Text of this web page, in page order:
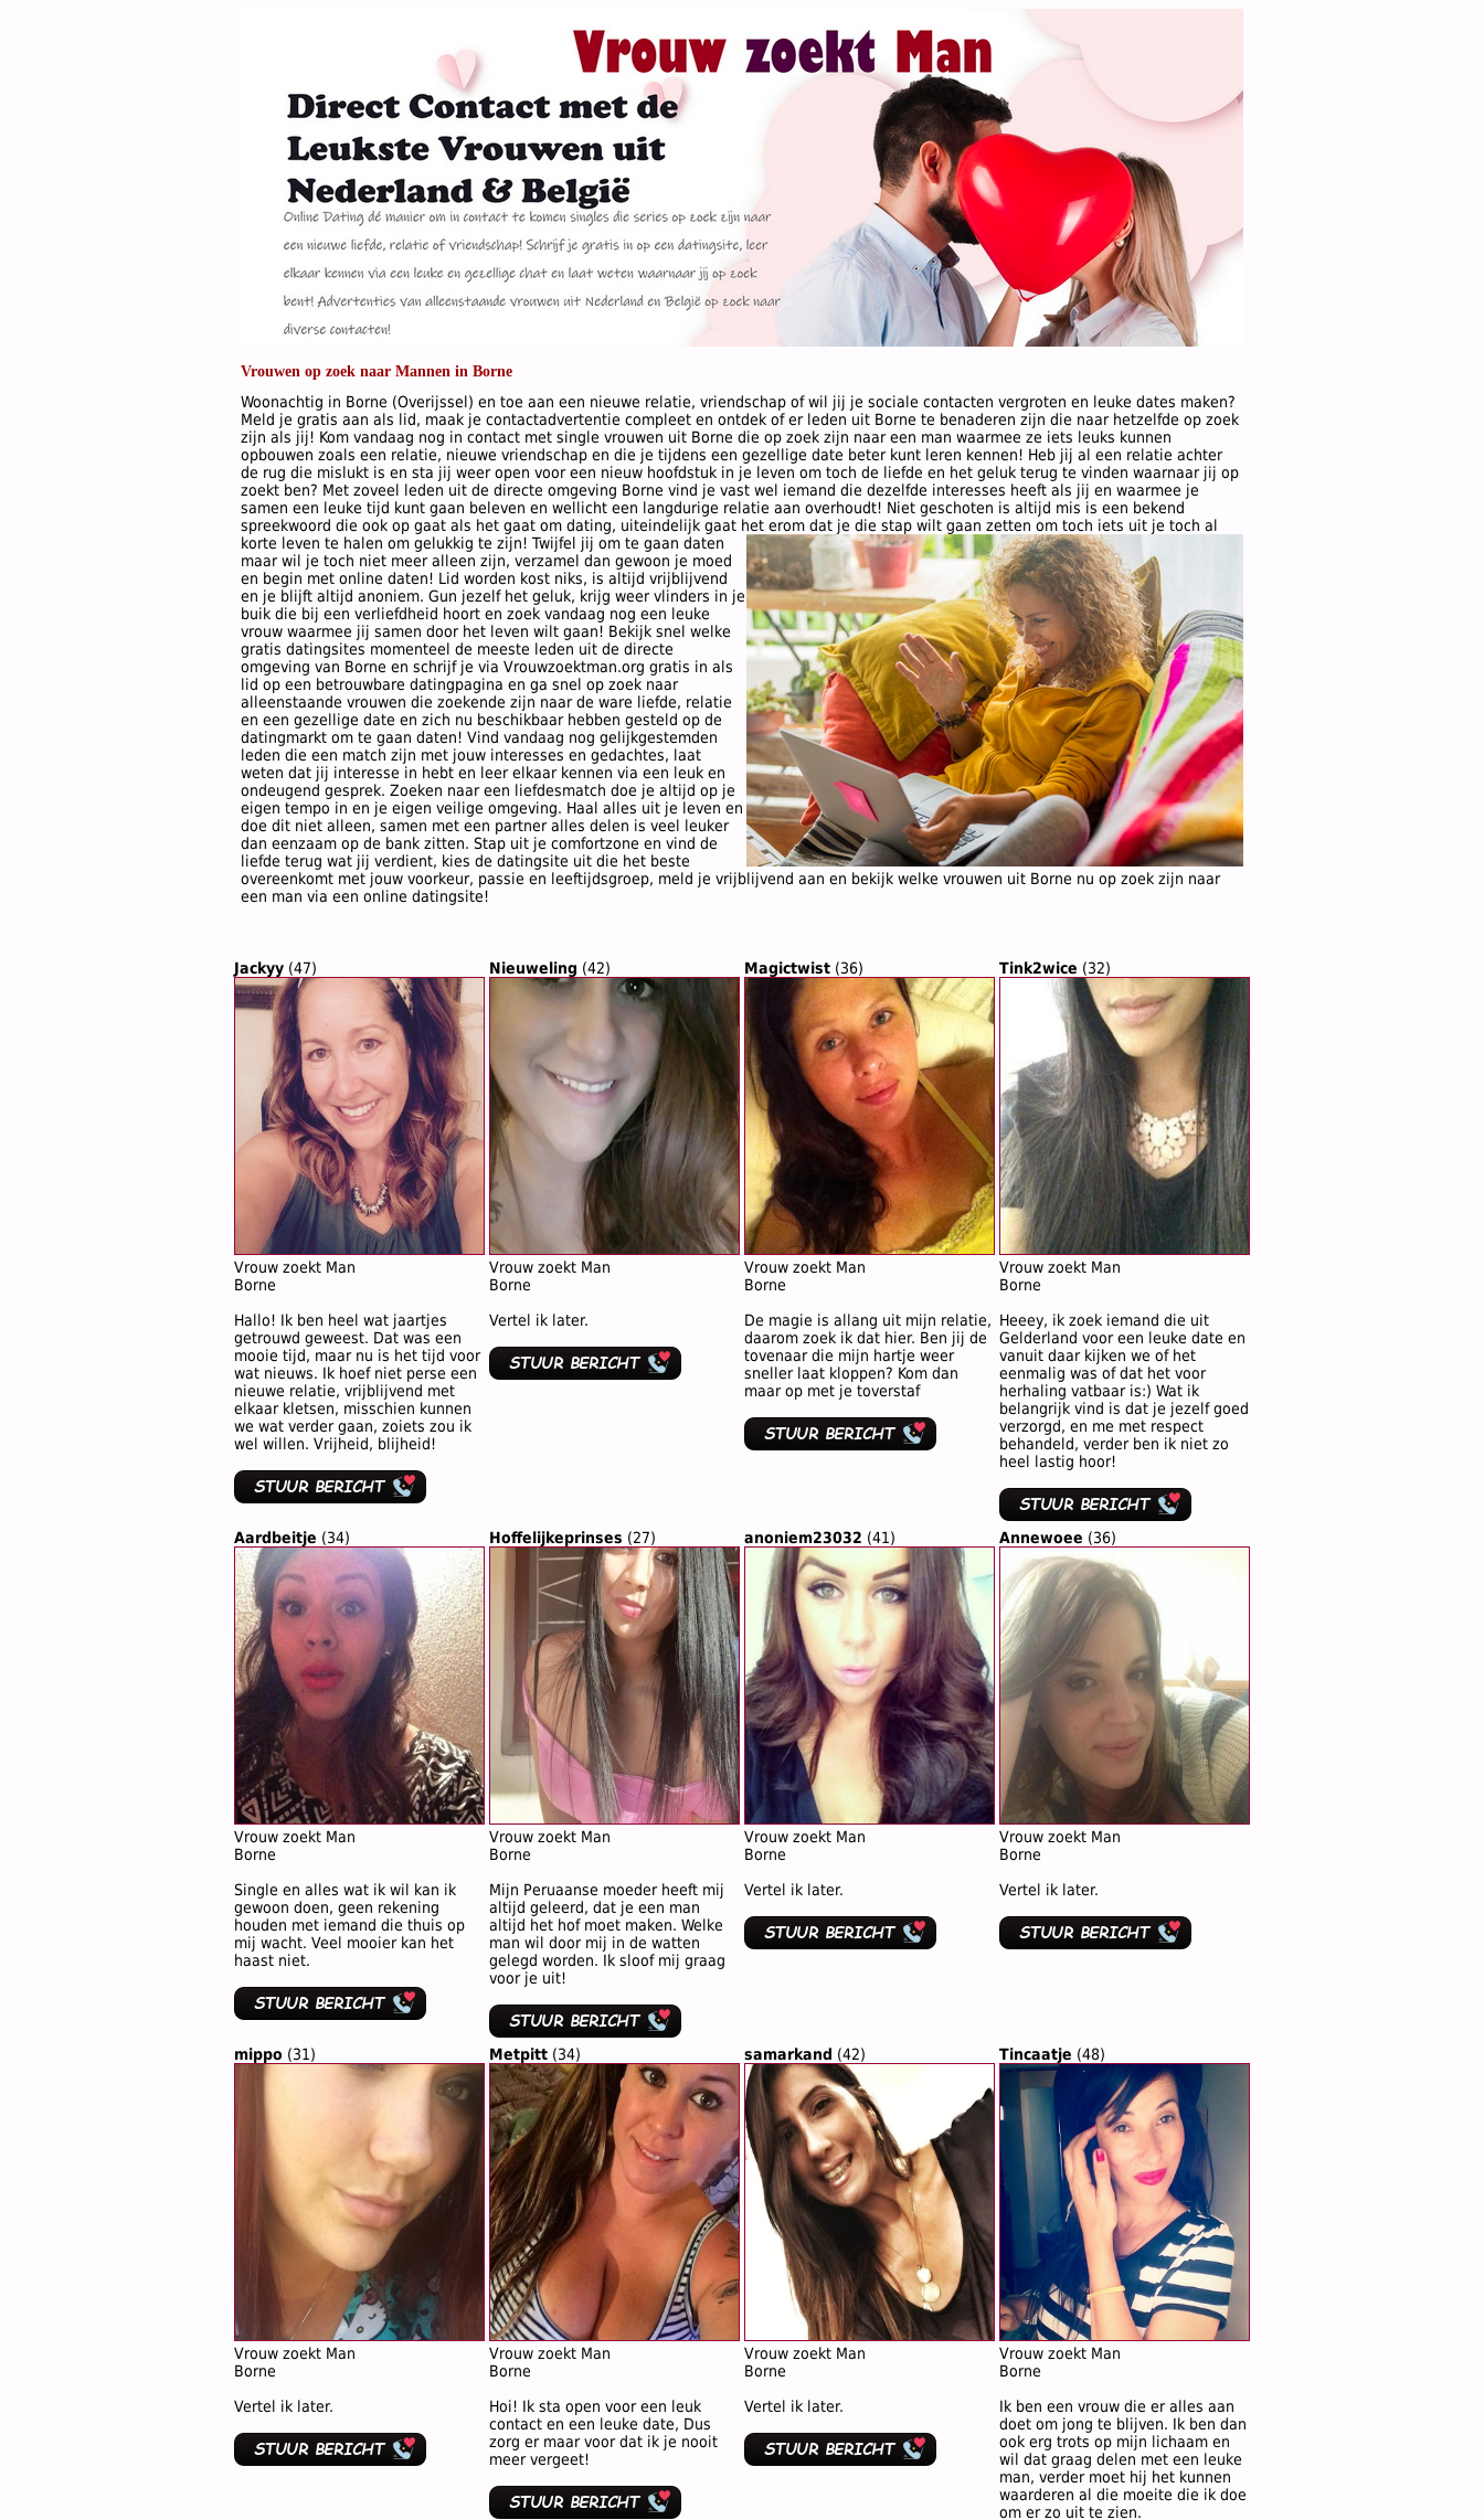
Vrouwen op zoek naar Mannen in Borne
Woonachtig in Borne (Overijssel) en toe aan een nieuwe relatie, vriendschap of wil jij je sociale contacten vergroten en leuke dates maken?
Meld je gratis aan als lid, maak je contactadvertentie compleet en ontdek of er leden uit Borne te benaderen zijn die naar hetzelfde op zoek
zijn als jij! Kom vandaag nog in contact met single vrouwen uit Borne die op zoek zijn naar een man waarmee ze iets leuks kunnen
opbouwen zoals een relatie, nieuwe vriendschap en die je tijdens een gezellige date beter kunt leren kennen! Heb jij al een relatie achter
de rug die mislukt is en sta jij weer open voor een nieuw hoofdstuk in je leven om toch de liefde en het geluk terug te vinden waarnaar jij op
zoekt ben? Met zoveel leden uit de directe omgeving Borne vind je vast wel iemand die dezelfde interesses heeft als jij en waarmee je
samen een leuke tijd kunt gaan beleven en wellicht een langdurige relatie aan overhoudt! Niet geschoten is altijd mis is een bekend
spreekwoord die ook op gaat als het gaat om dating, uiteindelijk gaat het erom dat je die stap wilt gaan zetten om toch iets uit je toch al
korte leven te halen om gelukkig te zijn! Twijfel jij om te gaan daten
maar wil je toch niet meer alleen zijn, verzamel dan gewoon je moed
en begin met online daten! Lid worden kost niks, is altijd vrijblijvend
en je blijft altijd anoniem. Gun jezelf het geluk, krijg weer vlinders in je
buik die bij een verliefdheid hoort en zoek vandaag nog een leuke
vrouw waarmee jij samen door het leven wilt gaan! Bekijk snel welke
gratis datingsites momenteel de meeste leden uit de directe
omgeving van Borne en schrijf je via Vrouwzoektman.org gratis in als
lid op een betrouwbare datingpagina en ga snel op zoek naar
alleenstaande vrouwen die zoekende zijn naar de ware liefde, relatie
en een gezellige date en zich nu beschikbaar hebben gesteld op de
datingmarkt om te gaan daten! Vind vandaag nog gelijkgestemden
leden die een match zijn met jouw interesses en gedachtes, laat
weten dat jij interesse in hebt en leer elkaar kennen via een leuk en
ondeugend gesprek. Zoeken naar een liefdesmatch doe je altijd op je
eigen tempo in en je eigen veilige omgeving. Haal alles uit je leven en
doe dit niet alleen, samen met een partner alles delen is veel leuker
dan eenzaam op de bank zitten. Stap uit je comfortzone en vind de
liefde terug wat jij verdient, kies de datingsite uit die het beste
overeenkomt met jouw voorkeur, passie en leeftijdsgroep, meld je vrijblijvend aan en bekijk welke vrouwen uit Borne nu op zoek zijn naar
een man via een online datingsite!
Jackyy (47)
Vrouw zoekt Man
Borne
Hallo! Ik ben heel wat jaartjes
getrouwd geweest. Dat was een
mooie tijd, maar nu is het tijd voor
wat nieuws. Ik hoef niet perse een
nieuwe relatie, vrijblijvend met
elkaar kletsen, misschien kunnen
we wat verder gaan, zoiets zou ik
wel willen. Vrijheid, blijheid!
Nieuweling (42)
Vrouw zoekt Man
Borne
Vertel ik later.
Magictwist (36)
Vrouw zoekt Man
Borne
De magie is allang uit mijn relatie,
daarom zoek ik dat hier. Ben jij de
tovenaar die mijn hartje weer
sneller laat kloppen? Kom dan
maar op met je toverstaf
Tink2wice (32)
Vrouw zoekt Man
Borne
Heeey, ik zoek iemand die uit
Gelderland voor een leuke date en
vanuit daar kijken we of het
eenmalig was of dat het voor
herhaling vatbaar is:) Wat ik
belangrijk vind is dat je jezelf goed
verzorgd, en me met respect
behandeld, verder ben ik niet zo
heel lastig hoor!
Aardbeitje (34)
Vrouw zoekt Man
Borne
Single en alles wat ik wil kan ik
gewoon doen, geen rekening
houden met iemand die thuis op
mij wacht. Veel mooier kan het
haast niet.
Hoffelijkeprinses (27)
Vrouw zoekt Man
Borne
Mijn Peruaanse moeder heeft mij
altijd geleerd, dat je een man
altijd het hof moet maken. Welke
man wil door mij in de watten
gelegd worden. Ik sloof mij graag
voor je uit!
anoniem23032 (41)
Vrouw zoekt Man
Borne
Vertel ik later.
Annewoee (36)
Vrouw zoekt Man
Borne
Vertel ik later.
mippo (31)
Vrouw zoekt Man
Borne
Vertel ik later.
Metpitt (34)
Vrouw zoekt Man
Borne
Hoi! Ik sta open voor een leuk
contact en een leuke date, Dus
zorg er maar voor dat ik je nooit
meer vergeet!
samarkand (42)
Vrouw zoekt Man
Borne
Vertel ik later.
Tincaatje (48)
Vrouw zoekt Man
Borne
Ik ben een vrouw die er alles aan
doet om jong te blijven. Ik ben dan
ook erg trots op mijn lichaam en
wil dat graag delen met een leuke
man, verder moet hij het kunnen
waarderen al die moeite die ik doe
om er zo uit te zien.